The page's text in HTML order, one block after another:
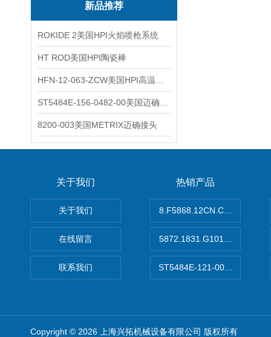
新品推荐
ROKIDE 2美国HPI火焰喷枪系统
HT ROD美国HPI陶瓷棒
8200-003美国METRIX迈确接头
关于我们
关于我们
在线留言
联系我们
热销产品
8.F5868.12CN.C122德国
5872.1831.G101德国库伯勒
ST5484E-121-0032-00美国
Copyright © 2026 上海兴拓机械设备有限公司 版权所有